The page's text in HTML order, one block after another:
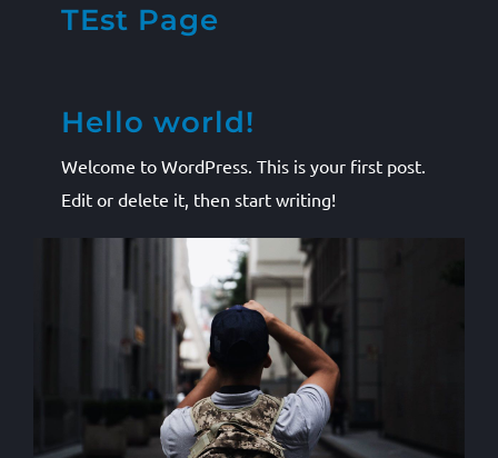
TEst Page
Hello world!
Welcome to WordPress. This is your first post.
Edit or delete it, then start writing!